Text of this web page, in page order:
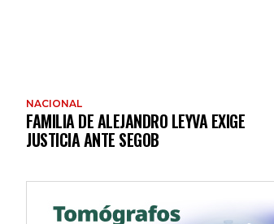
NACIONAL
FAMILIA DE ALEJANDRO LEYVA EXIGE
JUSTICIA ANTE SEGOB